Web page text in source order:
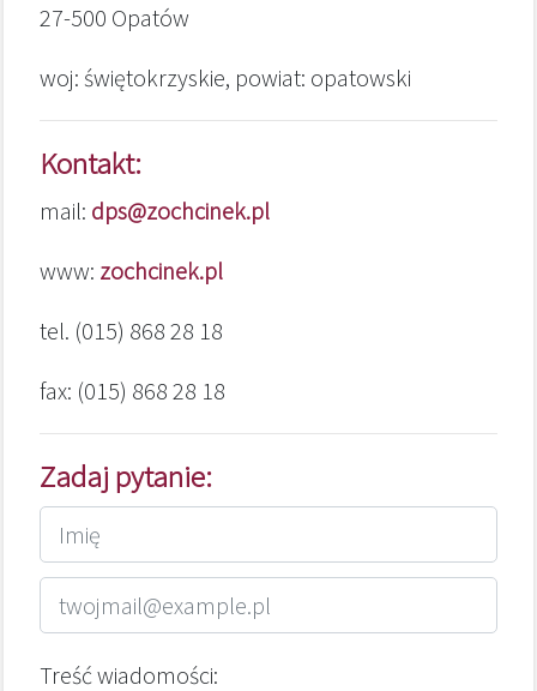
27-500 Opatów
woj: świętokrzyskie, powiat: opatowski
Kontakt:
mail: dps@zochcinek.pl
www: zochcinek.pl
tel. (015) 868 28 18
fax: (015) 868 28 18
Zadaj pytanie:
Treść wiadomości: